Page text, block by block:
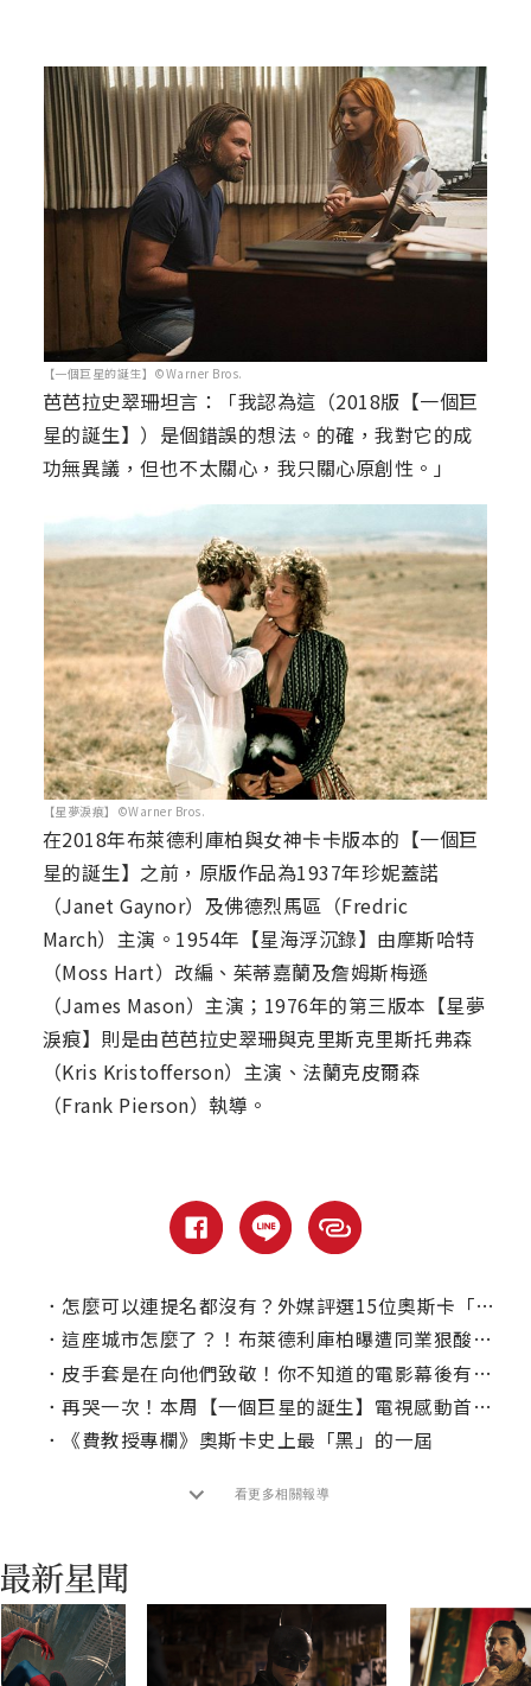
【一個巨星的誕生】©Warner Bros.
芭芭拉史翠珊坦言：「我認為這（2018版【一個巨
星的誕生】）是個錯誤的想法。的確，我對它的成
功無異議，但也不太關心，我只關心原創性。」
【星夢淚痕】©Warner Bros.
在2018年布萊德利庫柏與女神卡卡版本的【一個巨
星的誕生】之前，原版作品為1937年珍妮蓋諾
（Janet Gaynor）及佛德烈馬區（Fredric
March）主演。1954年【星海浮沉錄】由摩斯哈特
（Moss Hart）改編、茱蒂嘉蘭及詹姆斯梅遜
（James Mason）主演；1976年的第三版本【星夢
淚痕】則是由芭芭拉史翠珊與克里斯克里斯托弗森
（Kris Kristofferson）主演、法蘭克皮爾森
（Frank Pierson）執導。
． 怎麼可以連提名都沒有？外媒評選15位奧斯卡「最佳導演」遺珠
． 這座城市怎麼了？！布萊德利庫柏曝遭同業狠酸過往
． 皮手套是在向他們致敬！你不知道的電影幕後有趣小事實
． 再哭一次！本周【一個巨星的誕生】電視感動首播！
．
《費教授專欄》奧斯卡史上最「黑」的一屆
看更多相關報導